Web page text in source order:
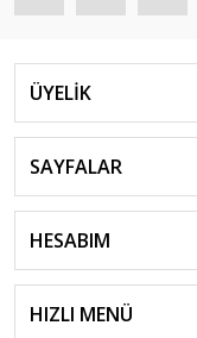
ÜYELİK
SAYFALAR
HESABIM
HIZLI MENÜ